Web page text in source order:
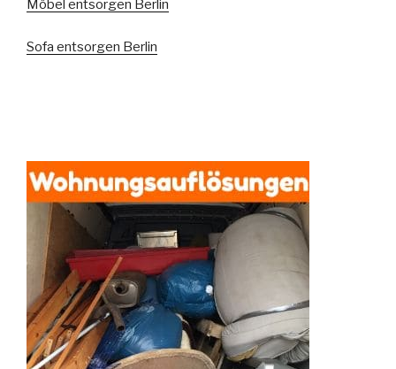
Möbel entsorgen Berlin
Sofa entsorgen Berlin